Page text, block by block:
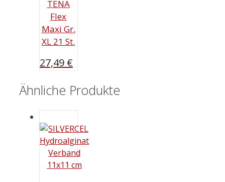
TENA
Flex
Maxi Gr.
XL 21 St.
27,49 €
Ähnliche Produkte